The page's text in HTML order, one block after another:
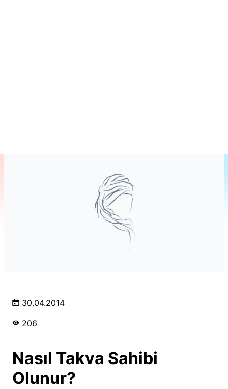
30.04.2014
206
Nasıl Takva Sahibi
Olunur?